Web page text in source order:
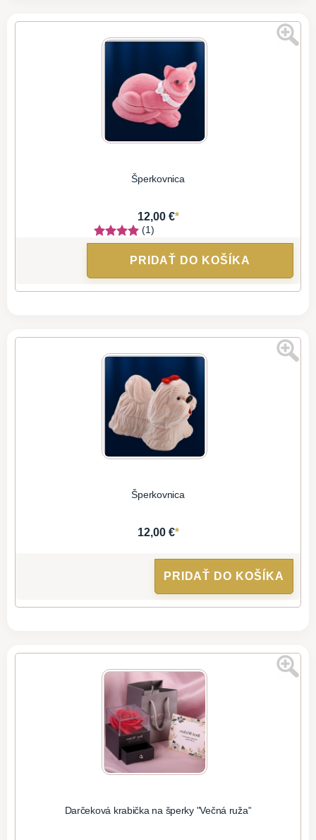
Šperkovnica
12,00 €*
(1)
PRIDAŤ DO KOŠÍKA
Šperkovnica
12,00 €*
PRIDAŤ DO KOŠÍKA
Darčeková krabička na šperky "Večná ruža"